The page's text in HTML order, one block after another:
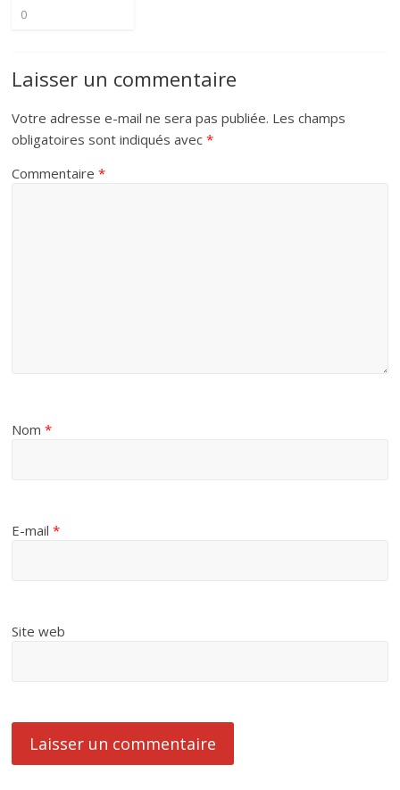
0
Laisser un commentaire
Votre adresse e-mail ne sera pas publiée. Les champs
obligatoires sont indiqués avec*
Commentaire*
Nom*
E-mail*
Site web